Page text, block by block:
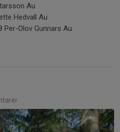
Au
Hedvall Au
Per-Olov Gunnars Au